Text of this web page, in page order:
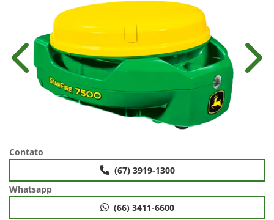
Anterior
Contato
(67) 3919-1300
Whatsapp
(66) 3411-6600